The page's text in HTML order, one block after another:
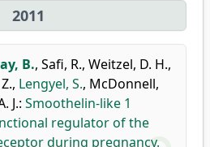
2011
B., Safi, R., Weitzel, D. H.,
, Lengyel, S., McDonnell,
J.: Smoothelin-like 1
regulator of the
during pregnancy.